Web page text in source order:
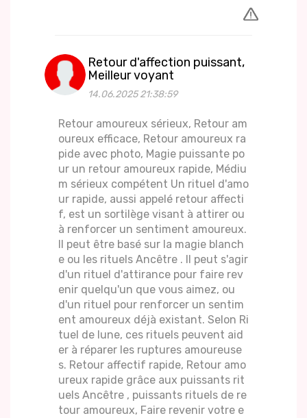
Retour d'affection puissant,
Meilleur voyant
14.06.2025 21:38:59
Retour amoureux sérieux, Retour am
oureux efficace, Retour amoureux ra
pide avec photo, Magie puissante po
ur un retour amoureux rapide, Médiu
m sérieux compétent Un rituel d'amo
ur rapide, aussi appelé retour affecti
f, est un sortilège visant à attirer ou
à renforcer un sentiment amoureux.
Il peut être basé sur la magie blanch
e ou les rituels Ancêtre . Il peut s'agir
d'un rituel d'attirance pour faire rev
enir quelqu'un que vous aimez, ou
d'un rituel pour renforcer un sentim
ent amoureux déjà existant. Selon Ri
tuel de lune, ces rituels peuvent aid
er à réparer les ruptures amoureuse
s. Retour affectif rapide, Retour amo
ureux rapide grâce aux puissants rit
uels Ancêtre , puissants rituels de re
tour amoureux, Faire revenir votre e